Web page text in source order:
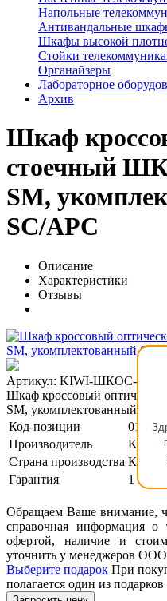
Напольные
Антивандальные
Шкафы высокой
Стойки
Органайзеры
Лабораторное
Архив
Шкаф
стоечный
SM,
SC/APC
Описание
Характеристики
Отзывы
Артикул: KIWI-ШКОС-16/8-
Шкаф кроссовый
SM, укомплектованный 8 SC/
Код-позиции
01-
Производитель
KIWI
Страна производства Китай
Гарантия
1 год
Обращаем Ваше внимание,
справочная информация о
офертой, наличие и
уточнить у менеджеров
Выберите подарок При
полагается один из